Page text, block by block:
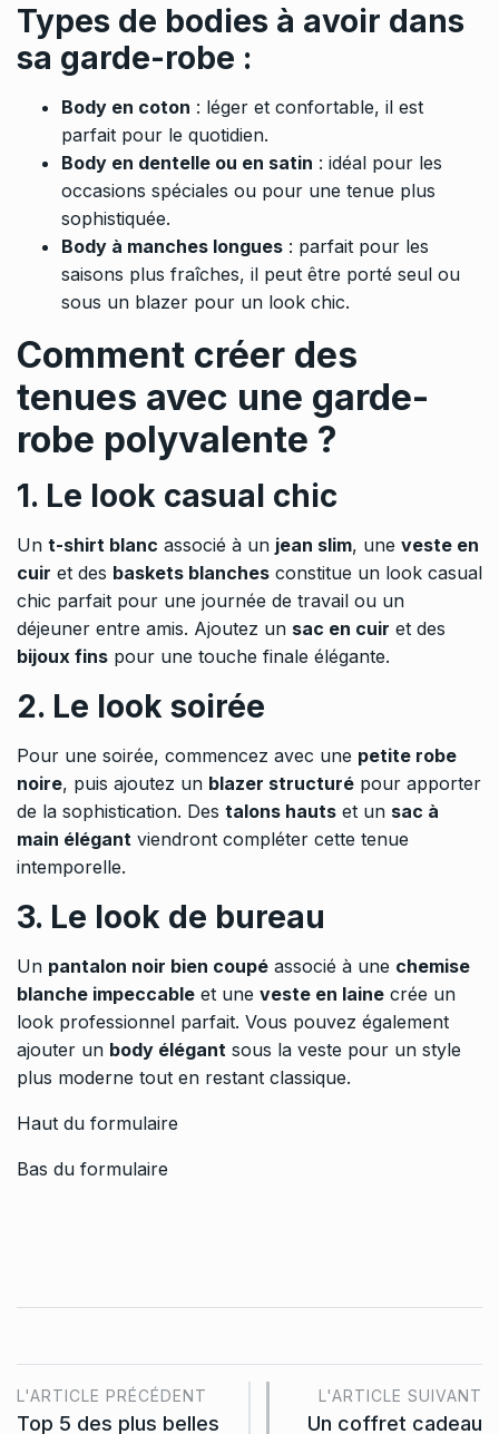
Types de bodies à avoir dans
sa garde-robe :
Body en coton : léger et confortable, il est
parfait pour le quotidien.
Body en dentelle ou en satin : idéal pour les
occasions spéciales ou pour une tenue plus
sophistiquée.
Body à manches longues : parfait pour les
saisons plus fraîches, il peut être porté seul ou
sous un blazer pour un look chic.
Comment créer des
tenues avec une garde-
robe polyvalente ?
1. Le look casual chic
Un t-shirt blanc associé à un jean slim, une veste en
cuir et des baskets blanches constitue un look casual
chic parfait pour une journée de travail ou un
déjeuner entre amis. Ajoutez un sac en cuir et des
bijoux fins pour une touche finale élégante.
2. Le look soirée
Pour une soirée, commencez avec une petite robe
noire, puis ajoutez un blazer structuré pour apporter
de la sophistication. Des talons hauts et un sac à
main élégant viendront compléter cette tenue
intemporelle.
3. Le look de bureau
Un pantalon noir bien coupé associé à une chemise
blanche impeccable et une veste en laine crée un
look professionnel parfait. Vous pouvez également
ajouter un body élégant sous la veste pour un style
plus moderne tout en restant classique.
Haut du formulaire
Bas du formulaire
L'ARTICLE PRÉCÉDENT
Top 5 des plus belles
L'ARTICLE SUIVANT
Un coffret cadeau